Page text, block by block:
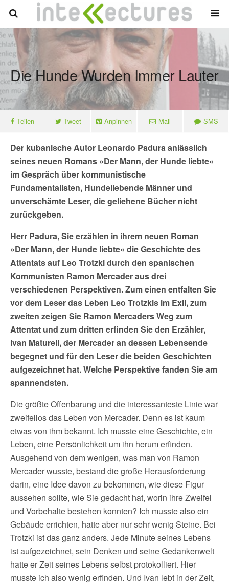
Die Hunde Wurden Immer Lauter
Teilen Tweet Anpinnen Mail SMS
Der kubanische Autor Leonardo Padura anlässlich
seines neuen Romans »Der Mann, der Hunde liebte«
im Gespräch über kommunistische
Fundamentalisten, Hundeliebende Männer und
unverschämte Leser, die geliehene Bücher nicht
zurückgeben.
Herr Padura, Sie erzählen in ihrem neuen Roman
»Der Mann, der Hunde liebte« die Geschichte des
Attentats auf Leo Trotzki durch den spanischen
Kommunisten Ramon Mercader aus drei
verschiedenen Perspektiven. Zum einen entfalten Sie
vor dem Leser das Leben Leo Trotzkis im Exil, zum
zweiten zeigen Sie Ramon Mercaders Weg zum
Attentat und zum dritten erfinden Sie den Erzähler,
Ivan Maturell, der Mercader an dessen Lebensende
begegnet und für den Leser die beiden Geschichten
aufgezeichnet hat. Welche Perspektive fanden Sie am
spannendsten.
Die größte Offenbarung und die interessanteste Linie war
zweifellos das Leben von Mercader. Denn es ist kaum
etwas von ihm bekannt. Ich musste eine Geschichte, ein
Leben, eine Persönlichkeit um ihn herum erfinden.
Ausgehend von dem wenigen, was man von Ramon
Mercader wusste, bestand die große Herausforderung
darin, eine Idee davon zu bekommen, wie diese Figur
aussehen sollte, wie Sie gedacht hat, worin ihre Zweifel
und Vorbehalte bestehen konnten? Ich musste also ein
Gebäude errichten, hatte aber nur sehr wenig Steine. Bei
Trotzki ist das ganz anders. Jede Minute seines Lebens
ist aufgezeichnet, sein Denken und seine Gedankenwelt
hatte er Zeit seines Lebens selbst protokolliert. Hier
musste ich also wenig erfinden. Und Ivan lebt in der Zeit,